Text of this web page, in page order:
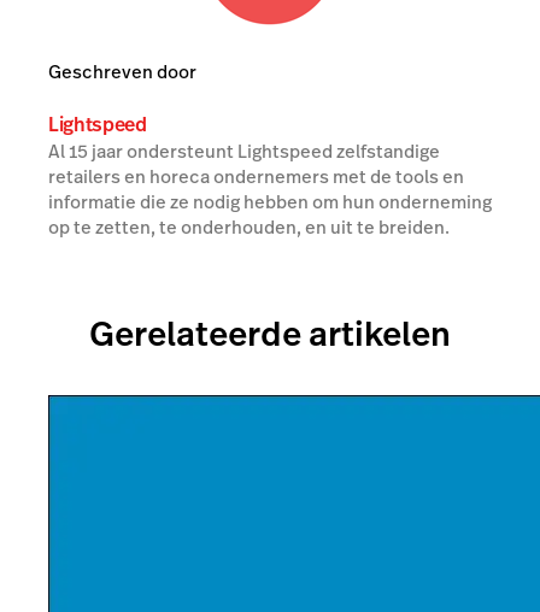
Geschreven door
Lightspeed
Al 15 jaar ondersteunt Lightspeed zelfstandige
retailers en horeca ondernemers met de tools en
informatie die ze nodig hebben om hun onderneming
op te zetten, te onderhouden, en uit te breiden.
Gerelateerde artikelen